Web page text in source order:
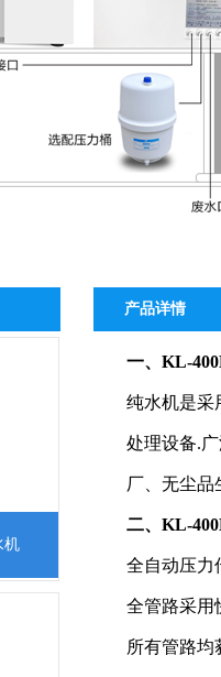
，将
的
机
产品详情
一、 KL-
纯水机是采
处理设备.
厂、无尘品
二、 KL-
全自动压力
全管路采用
所有管路均